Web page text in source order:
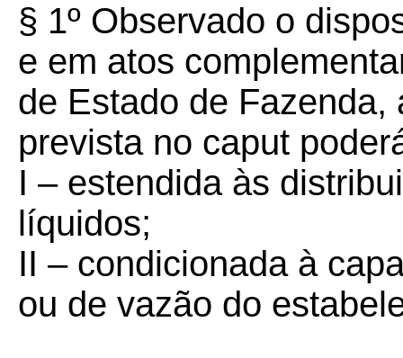
§ 1º Observado o
e em atos
de Estado de
prevista no caput
I – estendida às
líquidos;
II – condicionada à
ou de vazão do